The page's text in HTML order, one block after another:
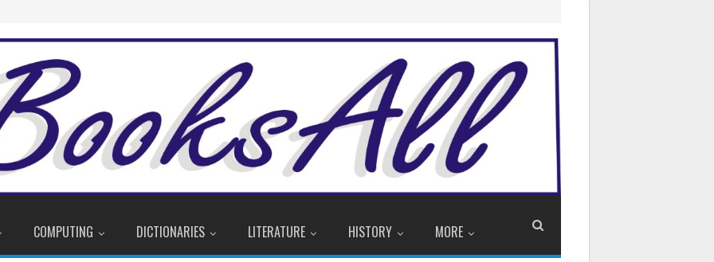
COMPUTING DICTIONARIES LITERATURE HISTORY MORE